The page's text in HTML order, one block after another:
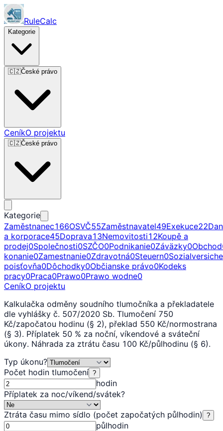
RuleCalc
Kategorie
🇨🇿České právo
CeníkO projektu
🇨🇿České právo
Kategorie
Zaměstnanec166OSVČ55Zaměstnavatel49Exekuce22
a korporace45Doprava13Nemovitosti12Koupě a
prodej0Společnosti0SZČO0Podnikanie0Záväzky0Obchod
konanie0Zamestnanie0Zdravotná0Steuern0
poisťovňa0Dôchodky0Občianske právo0Kodeks
pracy0Praca0Prawo0Prawo wodne0
CeníkO projektu
Kalkulačka odměny soudního tlumočníka a překladatele
dle vyhlášky č. 507/2020 Sb. Tlumočení 750
Kč/započatou hodinu (§ 2), překlad 550 Kč/normostrana
(§ 3). Příplatek 50 % za noční, víkendové a sváteční
úkony. Náhrada za ztrátu času 100 Kč/půlhodinu (§ 6).
Typ úkonu?
Počet hodin tlumočení ?
hodin
Příplatek za noc/víkend/svátek?
Ztráta času mimo sídlo (počet započatých půlhodin) ?
půlhodin